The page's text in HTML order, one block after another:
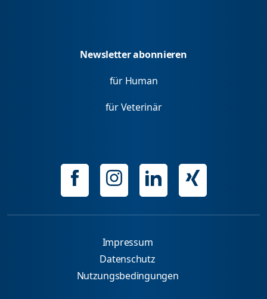
Newsletter abonnieren
für Human
für Veterinär
Impressum
Datenschutz
Nutzungsbedingungen